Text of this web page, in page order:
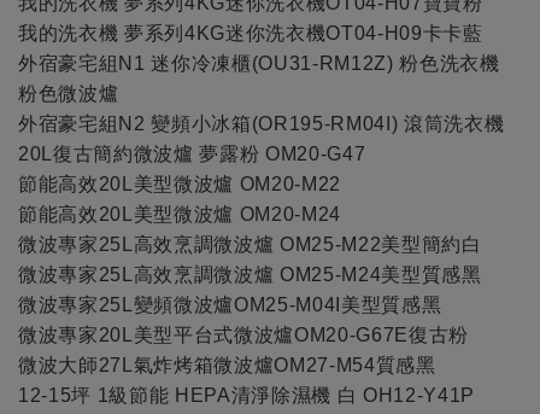
我的洗衣機 夢系列4KG迷你洗衣機OT04-H09卡卡藍
外宿豪宅組N1 迷你冷凍櫃(OU31-RM12Z) 粉色洗衣機
粉色微波爐
外宿豪宅組N2 變頻小冰箱(OR195-RM04I) 滾筒洗衣機
20L復古簡約微波爐 夢露粉 OM20-G47
節能高效20L美型微波爐 OM20-M22
節能高效20L美型微波爐 OM20-M24
微波專家25L高效烹調微波爐 OM25-M22美型簡約白
微波專家25L高效烹調微波爐 OM25-M24美型質感黑
微波專家25L變頻微波爐OM25-M04I美型質感黑
微波專家20L美型平台式微波爐OM20-G67E復古粉
微波大師27L氣炸烤箱微波爐OM27-M54質感黑
12-15坪 1級節能 HEPA清淨除濕機 白 OH12-Y41P